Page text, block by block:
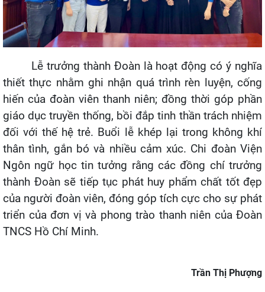
Lễ trưởng thành Đoàn là hoạt động có ý nghĩa
thiết thực nhằm ghi nhận quá trình rèn luyện, cống
hiến của đoàn viên thanh niên; đồng thời góp phần
giáo dục truyền thống, bồi đắp tinh thần trách nhiệm
đối với thế hệ trẻ. Buổi lễ khép lại trong không khí
thân tình, gắn bó và nhiều cảm xúc. Chi đoàn Viện
Ngôn ngữ học tin tưởng rằng các đồng chí trưởng
thành Đoàn sẽ tiếp tục phát huy phẩm chất tốt đẹp
của người đoàn viên, đóng góp tích cực cho sự phát
triển của đơn vị và phong trào thanh niên của Đoàn
TNCS Hồ Chí Minh.
Trần Thị Phượng